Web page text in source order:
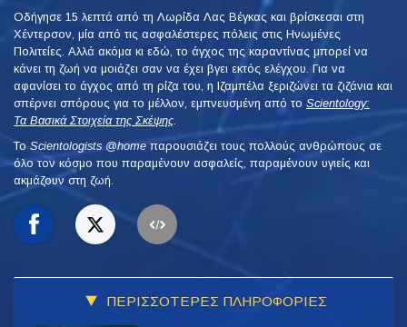
Οδήγησε 15 λεπτά από τη Λωρίδα Λας Βέγκας και βρίσκεσαι στη
Χέντερσον, μία από τις ασφαλέστερες πόλεις στις Ηνωμένες
Πολιτείες. Αλλά ακόμα κι εδώ, το άγχος της καραντίνας μπορεί να
κάνει τη ζωή να μοιάζει σαν να έχει βγει εκτός ελέγχου. Για να
αφανίσει το άγχος από τη ρίζα του, η Ιζαμπέλα ξεριζώνει τα ζιζάνια και
σπέρνει σπόρους για το μέλλον, εμπνευσμένη από το Scientology:
Τα Βασικά Στοιχεία της Σκέψης
To Scientologists @home παρουσιάζει τους πολλούς ανθρώπους σε
όλο τον κόσμο που παραμένουν ασφαλείς, παραμένουν υγιείς και
ακμάζουν στη ζωή.
ΠΕΡΙΣΣΟΤΕΡΕΣ ΠΛΗΡΟΦΟΡΙΕΣ